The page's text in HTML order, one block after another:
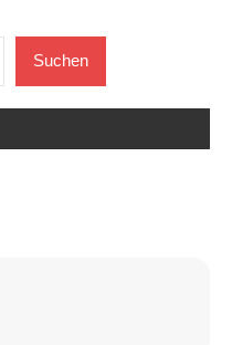
Suchen